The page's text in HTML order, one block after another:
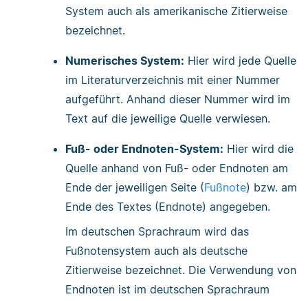
System auch als amerikanische Zitierweise
bezeichnet.
Numerisches System: Hier wird jede Quelle
im Literaturverzeichnis mit einer Nummer
aufgeführt. Anhand dieser Nummer wird im
Text auf die jeweilige Quelle verwiesen.
Fuß- oder Endnoten-System: Hier wird die
Quelle anhand von Fuß- oder Endnoten am
Ende der jeweiligen Seite (Fußnote) bzw. am
Ende des Textes (Endnote) angegeben.
Im deutschen Sprachraum wird das
Fußnotensystem auch als deutsche
Zitierweise bezeichnet. Die Verwendung von
Endnoten ist im deutschen Sprachraum